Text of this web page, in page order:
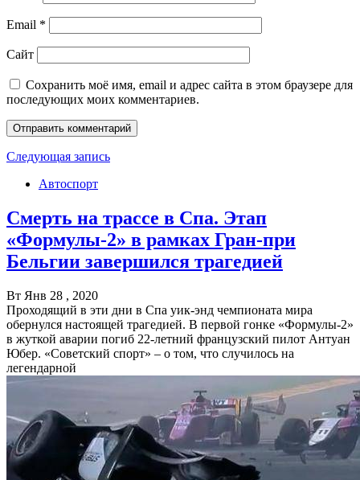
Email *
Сайт
Сохранить моё имя, email и адрес сайта в этом браузере для
последующих моих комментариев.
Следующая запись
Автоспорт
Смерть на трассе в Спа. Этап
«Формулы-2» в рамках Гран-при
Бельгии завершился трагедией
Вт Янв 28 , 2020
Проходящий в эти дни в Спа уик-энд чемпионата мира
обернулся настоящей трагедией. В первой гонке «Формулы-2»
в жуткой аварии погиб 22-летний французский пилот Антуан
Юбер. «Советский спорт» – о том, что случилось на
легендарной